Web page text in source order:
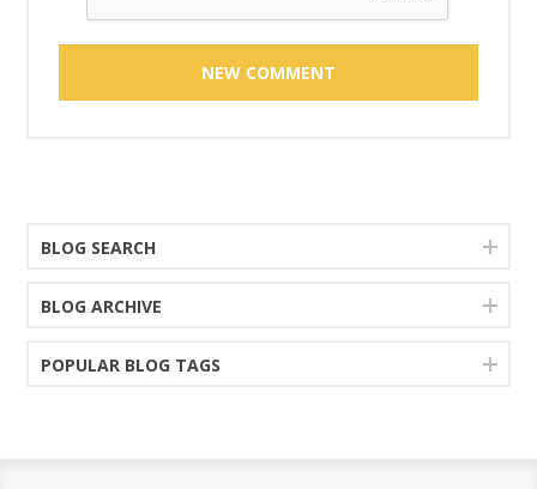
BLOG SEARCH
BLOG ARCHIVE
POPULAR BLOG TAGS